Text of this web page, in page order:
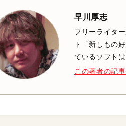
早川厚志
フリーライタ
ト「新しもの
ているソフト
この著者の記